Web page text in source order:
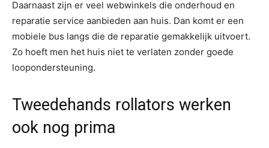
Daarnaast zijn er veel webwinkels die onderhoud en
reparatie service aanbieden aan huis. Dan komt er een
mobiele bus langs die de reparatie gemakkelijk uitvoert.
Zo hoeft men het huis niet te verlaten zonder goede
loopondersteuning.
Tweedehands rollators werken
ook nog prima